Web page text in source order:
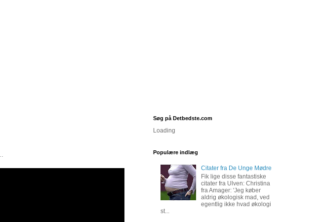
Søg på Detbedste.com
Loading
Populære indlæg
Citater fra De Unge Mødre
Fik lige disse fantastiske
citater fra Ulven: Christina
fra Amager: 'Jeg køber
aldrig økologisk mad, ved
egentlig ikke hvad økologi
st...